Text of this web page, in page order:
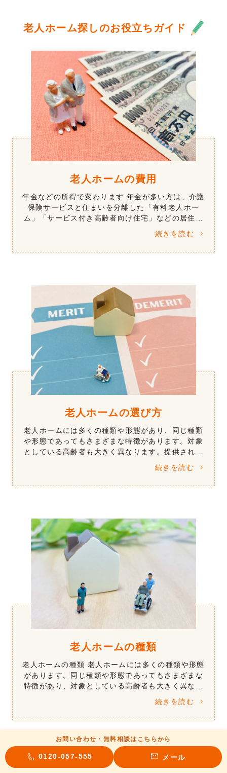
老人ホーム探しのお役立ちガイド
老人ホームの費用
年金などの所得で変わります 年金が多い方は、介護
保険サービスと住まいを分離した「有料老人ホー
ム」「サービス付き高齢者向け住宅」などの居住系
施設が向いています。年金が少ない方では、年金や
所得などにより、介護保険サービスにく […]
続きを読む
老人ホームの選び方
老人ホームには多くの種類や形態があり、同じ種類
や形態であってもさまざまな特徴があります。対象
としている高齢者も大きく異なります。提供される
サービスは、介護などの生活支援や心理療法などの
認知症ケア、リハビリテーションや医療 […]
続きを読む
老人ホームの種類
老人ホームの種類 老人ホームには多くの種類や形態
があります。同じ種類や形態であってもさまざまな
特徴があり、対象としている高齢者も大きく異なり
ます。 提供されるサービスは、介護などの生活支援
や心理療法などの認知症ケア、リハ […]
続きを読む
お問い合わせ・無料相談はこちらから
0120-057-555 メール